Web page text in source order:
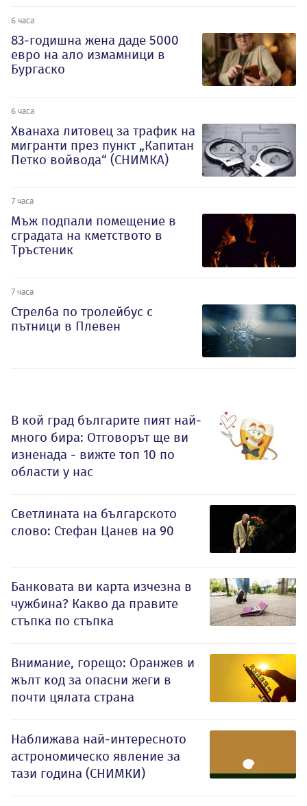
6 часа
83-годишна жена даде 5000
евро на ало измамници в
Бургаско
6 часа
Хванаха литовец за трафик на
мигранти през пункт „Капитан
Петко войвода“ (СНИМКА)
7 часа
Мъж подпали помещение в
сградата на кметството в
Тръстеник
7 часа
Стрелба по тролейбус с
пътници в Плевен
В кой град българите пият най-
много бира: Отговорът ще ви
изненада - вижте топ 10 по
области у нас
Светлината на българското
слово: Стефан Цанев на 90
Банковата ви карта изчезна в
чужбина? Какво да правите
стъпка по стъпка
Внимание, горещо: Оранжев и
жълт код за опасни жеги в
почти цялата страна
Наближава най-интересното
астрономическо явление за
тази година (СНИМКИ)